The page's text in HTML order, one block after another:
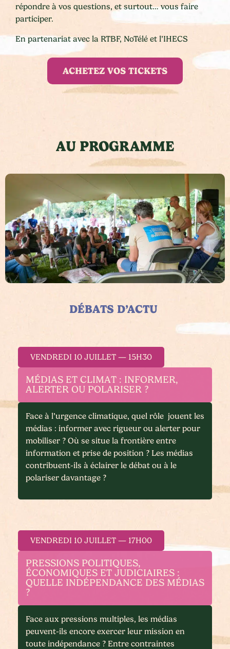
répondre à vos questions, et surtout… vous faire
participer.
En partenariat avec la RTBF, NoTélé et l’IHECS
ACHETEZ VOS TICKETS
AU PROGRAMME
DÉBATS D’ACTU ​
VENDREDI 10 JUILLET — 15H30
MÉDIAS ET CLIMAT : INFORMER,
ALERTER OU POLARISER ?
Face à l’urgence climatique, quel rôle jouent les
médias : informer avec rigueur ou alerter pour
mobiliser ? Où se situe la frontière entre
information et prise de position ? Les médias
contribuent-ils à éclairer le débat ou à le
polariser davantage ?
VENDREDI 10 JUILLET — 17H00
PRESSIONS POLITIQUES,
ÉCONOMIQUES ET JUDICIAIRES :
QUELLE INDÉPENDANCE DES MÉDIAS
?
Face aux pressions multiples, les médias
peuvent-ils encore exercer leur mission en
toute indépendance ? Entre contraintes